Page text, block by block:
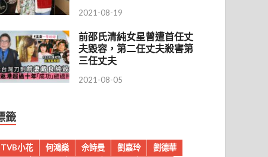
2021-08-19
前邵氏清純女星曾遭首任丈
夫毀容，第二任丈夫殺害第
三任丈夫
2021-08-05
籤
TVB小花 何鴻燊 佘詩曼 劉嘉玲
劉德華